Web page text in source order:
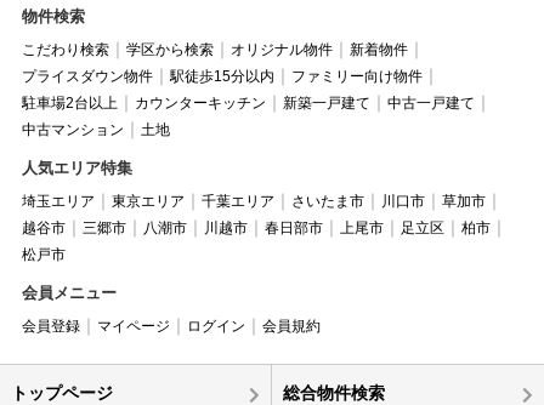
物件検索
こだわり検索 学区から検索 オリジナル物件
新着物件
プライスダウン物件
駅徒歩15分以内
ファミリー向け物件
駐車場2台以上
カウンターキッチン 新築一戸建て
中古一戸建て
中古マンション
土地
人気エリア特集
埼玉エリア 東京エリア 千葉エリア さいたま市 川口市
草加市
越谷市
三郷市 八潮市 川越市 春日部市 上尾市 足立区
柏市
松戸市
会員メニュー
会員登録 マイページ ログイン 会員規約
トップページ 総合物件検索